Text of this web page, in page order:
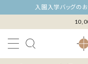
入園入学バッグの